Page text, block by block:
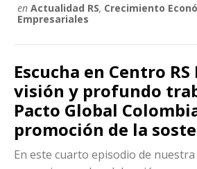
en Actualidad RS, Crecimiento
Empresariales
Escucha en Centro RS
visión y profundo
Pacto Global
promoción de la
En este cuarto episodio de